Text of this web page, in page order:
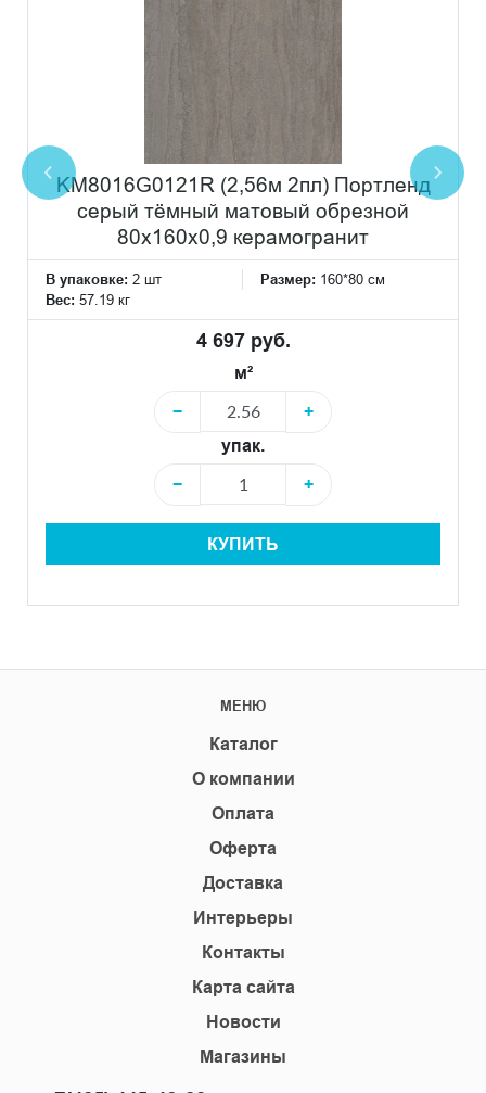
KM8016G0121R (2,56м 2пл) Портленд
серый тёмный матовый обрезной
80x160x0,9 керамогранит
В упаковке: 2 шт Размер: 160*80 см
Вес: 57.19 кг
4 697 руб.
м²
−
+
упак.
−
+
КУПИТЬ
МЕНЮ
Каталог
О компании
Оплата
Оферта
Доставка
Интерьеры
Контакты
Карта сайта
Новости
Магазины